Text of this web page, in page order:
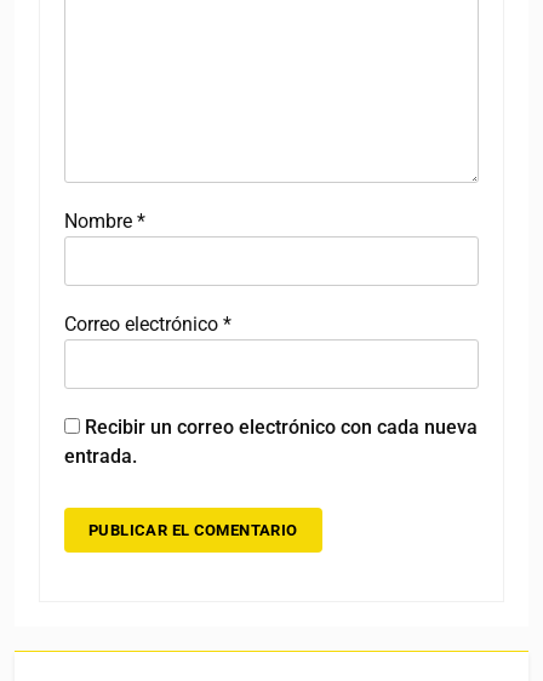
Nombre *
Correo electrónico *
Recibir un correo electrónico con cada nueva
entrada.